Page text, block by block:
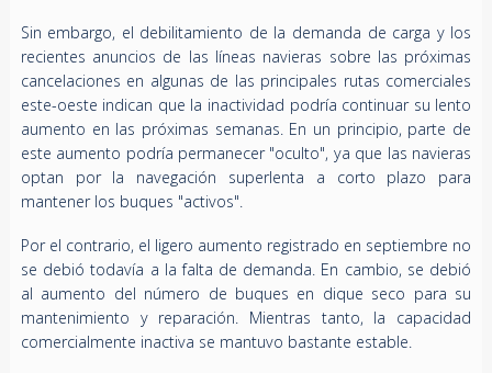
Sin embargo, el debilitamiento de la demanda de carga y los
recientes anuncios de las líneas navieras sobre las próximas
cancelaciones en algunas de las principales rutas comerciales
este-oeste indican que la inactividad podría continuar su lento
aumento en las próximas semanas. En un principio, parte de
este aumento podría permanecer "oculto", ya que las navieras
optan por la navegación superlenta a corto plazo para
mantener los buques "activos".
Por el contrario, el ligero aumento registrado en septiembre no
se debió todavía a la falta de demanda. En cambio, se debió
al aumento del número de buques en dique seco para su
mantenimiento y reparación. Mientras tanto, la capacidad
comercialmente inactiva se mantuvo bastante estable.